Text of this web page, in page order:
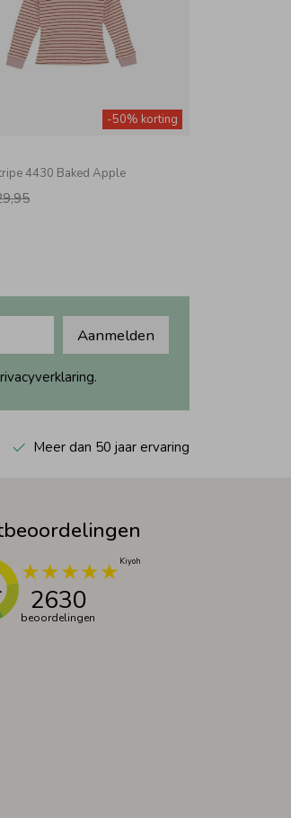
-50% korting
4430 Baked Apple
Aanmelden
Meer dan 50 jaar ervaring
2630
beoordelingen